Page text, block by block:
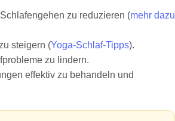
zu reduzieren (mehr dazu
steigern (Yoga-Schlaf-Tipps).
zu lindern.
effektiv zu behandeln und